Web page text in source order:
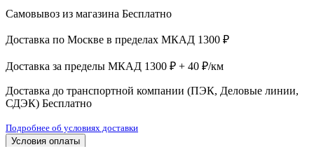
Самовывоз из магазина Бесплатно
Доставка по Москве в пределах МКАД 1300 ₽
Доставка за пределы МКАД 1300 ₽ + 40 ₽/км
Доставка до транспортной компании (ПЭК, Деловые линии,
СДЭК) Бесплатно
Подробнее об условиях доставки
Условия оплаты